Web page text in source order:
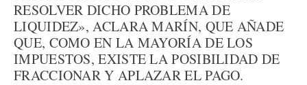
RESOLVER DICHO PROBLEMA DE
LIQUIDEZ», ACLARA MARÍN, QUE AÑADE
QUE, COMO EN LA MAYORÍA DE LOS
IMPUESTOS, EXISTE LA POSIBILIDAD DE
FRACCIONAR Y APLAZAR EL PAGO.